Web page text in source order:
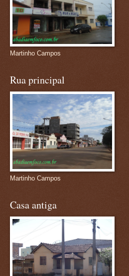
Martinho Campos
Rua principal
Martinho Campos
Casa antiga